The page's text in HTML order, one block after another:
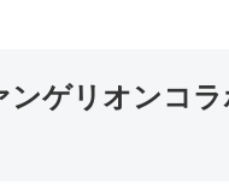
ゲリオンコラ